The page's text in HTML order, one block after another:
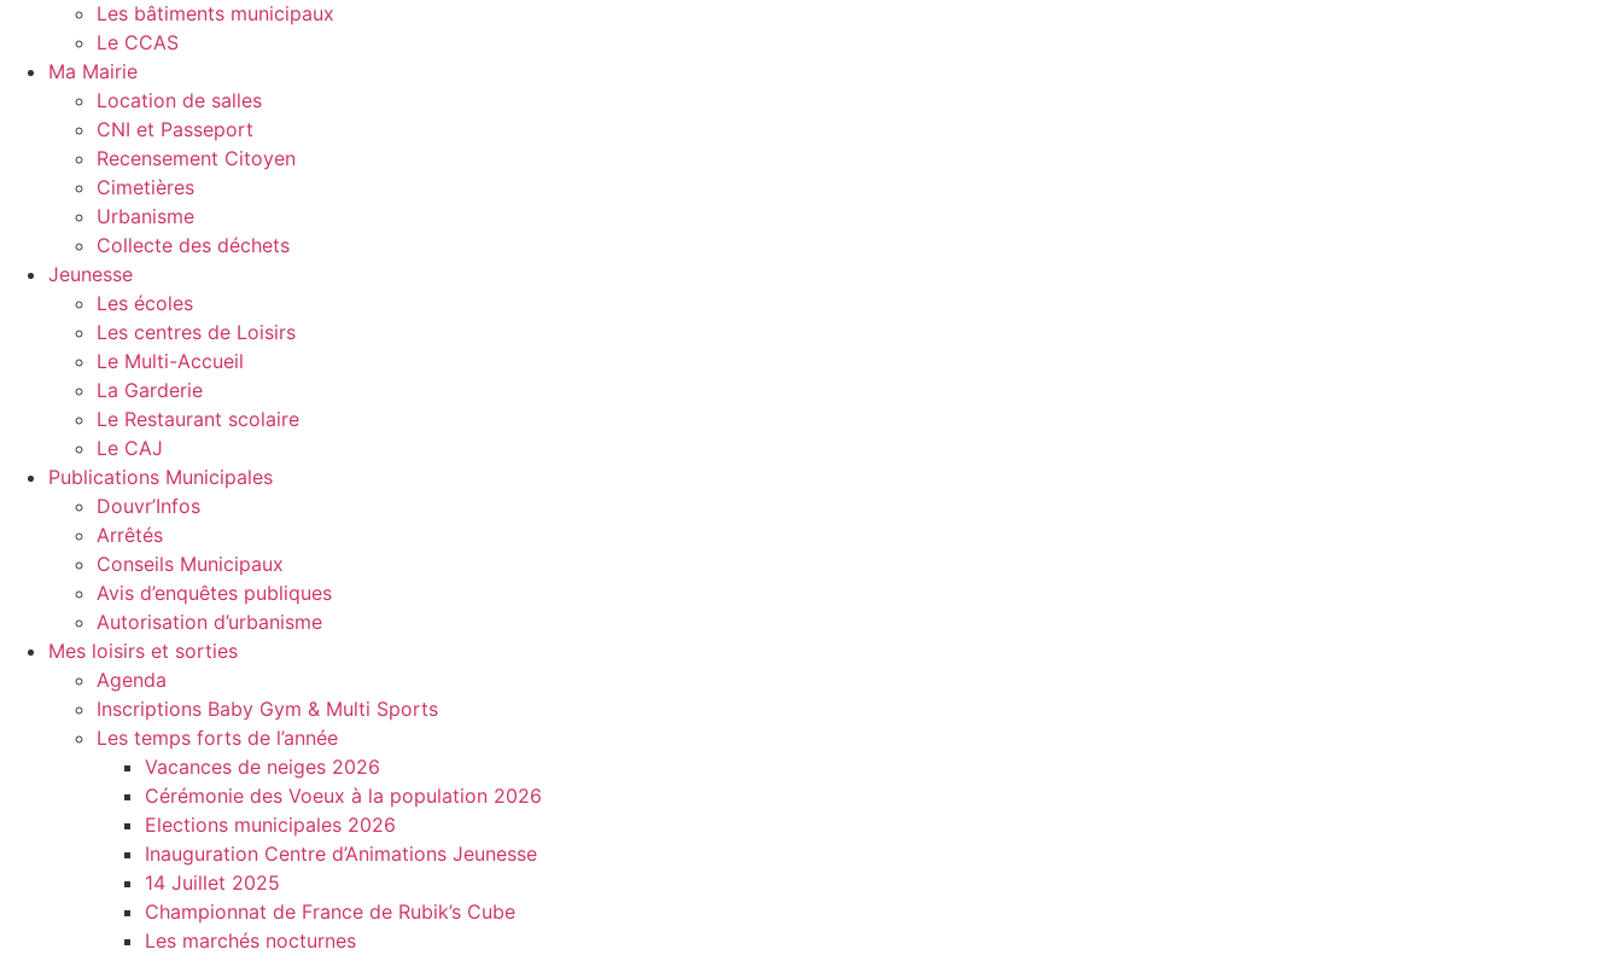
Les bâtiments municipaux
Le CCAS
Ma Mairie
Location de salles
CNI et Passeport
Recensement Citoyen
Cimetières
Urbanisme
Collecte des déchets
Jeunesse
Les écoles
Les centres de Loisirs
Le Multi-Accueil
La Garderie
Le Restaurant scolaire
Le CAJ
Publications Municipales
Douvr’Infos
Arrêtés
Conseils Municipaux
Avis d’enquêtes publiques
Autorisation d’urbanisme
Mes loisirs et sorties
Agenda
Inscriptions Baby Gym & Multi Sports
Les temps forts de l’année
Vacances de neiges 2026
Cérémonie des Voeux à la population 2026
Elections municipales 2026
Inauguration Centre d’Animations Jeunesse
14 Juillet 2025
Championnat de France de Rubik’s Cube
Les marchés nocturnes